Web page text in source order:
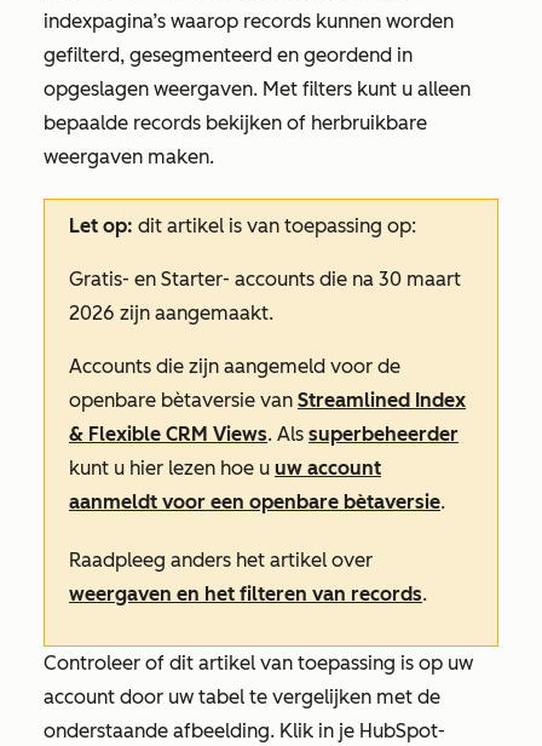
indexpagina’s waarop records kunnen worden
gefilterd, gesegmenteerd en geordend in
opgeslagen weergaven. Met filters kunt u alleen
bepaalde records bekijken of herbruikbare
weergaven maken.
Let op: dit artikel is van toepassing op:
Gratis- en Starter- accounts die na 30 maart
2026 zijn aangemaakt.
Accounts die zijn aangemeld voor de
openbare bètaversie van Streamlined Index
& Flexible CRM Views. Als superbeheerder
kunt u hier lezen hoe u uw account
aanmeldt voor een openbare bètaversie.
Raadpleeg anders het artikel over
weergaven en het filteren van records.
Controleer of dit artikel van toepassing is op uw
account door uw tabel te vergelijken met de
onderstaande afbeelding. Klik in je HubSpot-